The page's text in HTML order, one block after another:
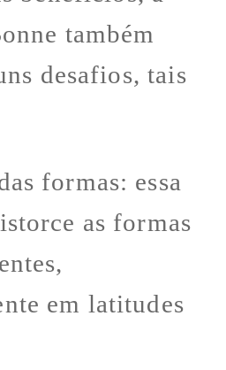
também
desafios, tais
formas: essa
as formas
em latitudes